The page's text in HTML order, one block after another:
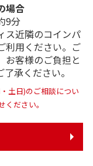
場合
9分
ス近隣のコインパ
利用ください。ご
お客様のご負担と
承ください。
土日)のご相談につい
ください。